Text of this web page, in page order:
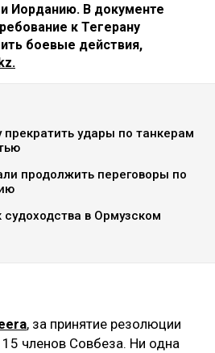
Иорданию. В документе
к Тегерану
боевые действия,
удары по танкерам
продолжить переговоры по
в Ормузском
, за принятие резолюции
членов Совбеза. Ни одна